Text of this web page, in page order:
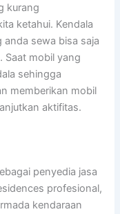
kurang
ketahui. Kendala
sewa bisa saja
Saat mobil yang
sehingga
memberikan mobil
aktifitas.
penyedia jasa
profesional,
kendaraan